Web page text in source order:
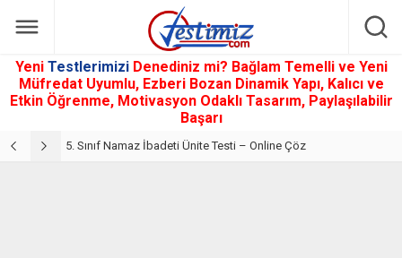
Yeni Testlerimizi Denediniz mi? Bağlam Temelli ve Yeni
Müfredat Uyumlu, Ezberi Bozan Dinamik Yapı, Kalıcı ve
Etkin Öğrenme, Motivasyon Odaklı Tasarım, Paylaşılabilir
Başarı
5. Sınıf Namaz İbadeti Ünite Testi – Online Çöz